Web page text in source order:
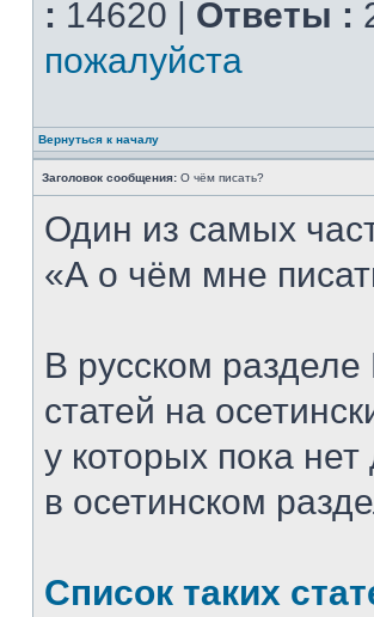
: 14620 | Ответы :
пожалуйста
Вернуться к началу
Заголовок сообщения: О чём писать?
Один из самых
«А о чём мне
В русском разделе
статей на
у которых пока
в осетинском
Список таких